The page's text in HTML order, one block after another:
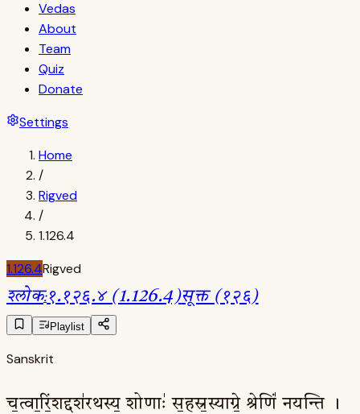
Vedas
About
Team
Quiz
Donate
Settings
Home
/
Rigved
/
1.126.4
1.126.4Rigved
श्लोक:१.१२६.४ (1.126.4)सूक्त (१२६)
Playlist
Sanskrit
च॒त्वा॒रिं॒शद्दश॑रथस्य॒ शोणाः॑ स॒हस्र॒स्याग्रे॒ श्रेणिं॑ नयन्ति ।